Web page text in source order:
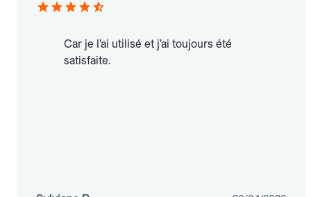
Car je l’ai utilisé et j’ai toujours été
satisfaite.